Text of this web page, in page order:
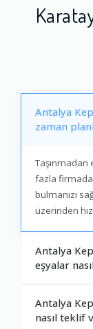
Antalya
zaman
Taşınmadan
fazla
bulmanızı
üzerinden
Antalya
eşyalar
Antalya
nasıl teklif